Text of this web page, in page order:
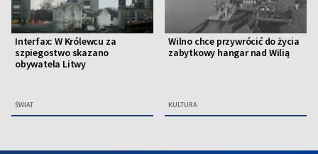
Interfax: W Królewcu za
szpiegostwo skazano
obywatela Litwy
ŚWIAT
Wilno chce przywrócić do życia
zabytkowy hangar nad Wilią
KULTURA